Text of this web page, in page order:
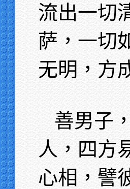
流出一切
萨，一切
无明，方
善男子
人，四方
心相，譬